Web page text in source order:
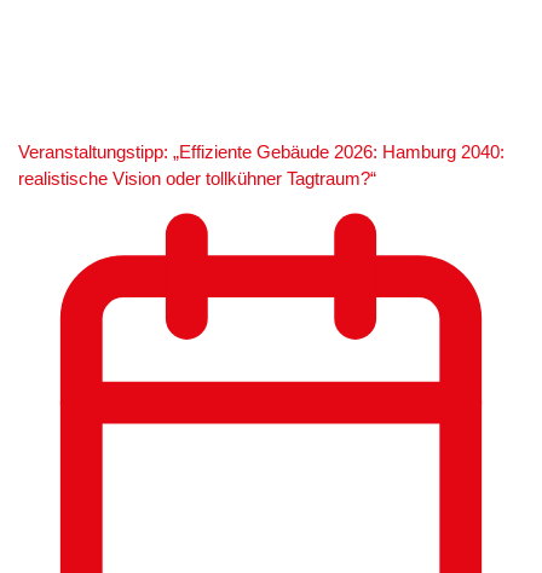
Veranstaltungstipp: „Effiziente Gebäude 2026: Hamburg 2040:
realistische Vision oder tollkühner Tagtraum?“